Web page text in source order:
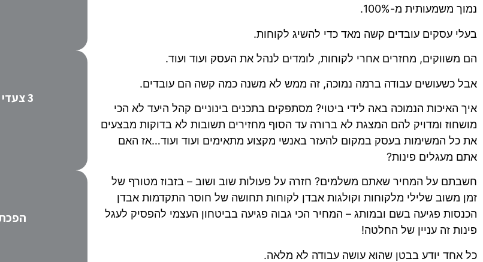
נמוך משמעותית מ-100%.
בעלי עסקים עובדים קשה מאד כדי להשיג לקוחות.
הם משווקים, מחזרים אחרי לקוחות, לומדים לנהל את העסק ועוד ועוד.
אבל כשעושים עבודה ברמה נמוכה, זה ממש לא משנה כמה קשה הם עובדים.
איך האיכות הנמוכה באה לידי ביטוי? מסתפקים בתכנים בינוניים קהל היעד לא הכי
מושחוז ומדויק להם המצגת לא ברורה עד הסוף מחזירים תשובות לא בדוקות מבצעים
את כל המשימות בעסק במקום להעזר באנשי מקצוע מתאימים ועוד ועוד…אז האם
אתם מעגלים פינות?
חשבתם על המחיר שאתם משלמים? חזרה על פעולות שוב ושוב – בזבוז מטורף של
זמן משוב שלילי מלקוחות וקולגות אבדן לקוחות תחושה של חוסר התקדמות אבדן
הכנסות פגיעה בשם ובמותג – המחיר הכי גבוה פגיעה בביטחון העצמי להפסיק לעגל
פינות זה עניין של החלטה!
כל אחד יודע בבטן שהוא עושה עבודה לא מלאה.
3 צעדי חובה לשיפור השיווק - איך הופכים שיווק מעיק ליעיל